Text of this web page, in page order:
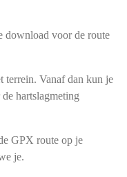
download voor de route
terrein. Vanaf dan kun je
hartslagmeting
GPX route op je
je.